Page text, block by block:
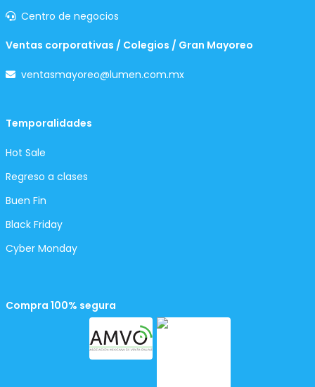
Centro de negocios
Ventas corporativas / Colegios / Gran Mayoreo
ventasmayoreo@lumen.com.mx
Temporalidades
Hot Sale
Regreso a clases
Buen Fin
Black Friday
Cyber Monday
Compra 100% segura